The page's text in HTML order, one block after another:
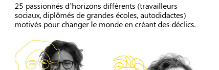
25 passionnés d’horizons différents (travailleurs
sociaux, diplômés de grandes écoles, autodidactes)
motivés pour changer le monde en créant des déclics.